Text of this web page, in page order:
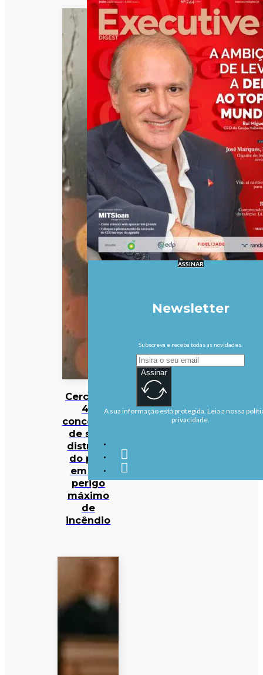
Cerca de
40
concelhos
de sete
distritos
do país
em em
perigo
máximo
de
incêndio
ASSINAR
Newsletter
Subscreva e receba todas as novidades.
Assinar
A sua informação está protegida. Leia a nossa
privacidade.